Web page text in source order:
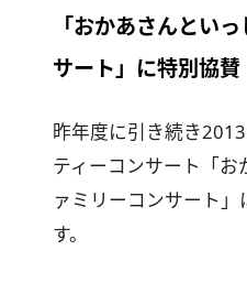
「おかあさんとい
サート」に特別協賛
昨年度に引き続き
ティーコンサート「お
ァミリーコンサート
す。